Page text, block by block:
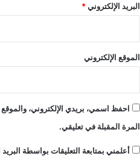
البريد الإلكتروني*
الموقع الإلكتروني
احفظ اسمي، بريدي الإلكتروني،
المرة المقبلة في تعليقي.
أعلمني بمتابعة التعليقات بواسطة البريد